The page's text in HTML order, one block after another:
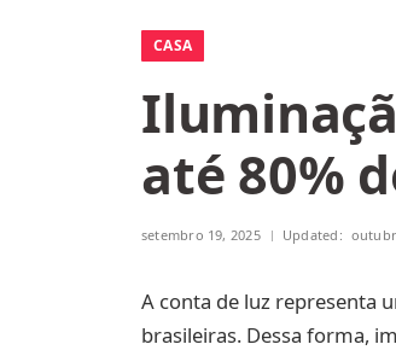
CASA
até 80%
setembro 19, 2025 Updated:
A conta de luz representa
brasileiras. Dessa forma,